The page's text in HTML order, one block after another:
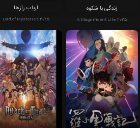
زندگی با شکوه
A Magnificent Life 2025
ارباب رازها
Lord of Mysteries 2025